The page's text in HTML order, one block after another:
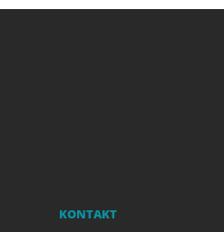
KONTAKT